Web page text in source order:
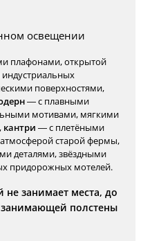
освещении
плафонами, открытой
поверхностями,
— с плавными
мотивами, мягкими
кантри — с плетёными
старой фермы,
деталями, звёздными
придорожных мотелей.
занимает места, до
полстены